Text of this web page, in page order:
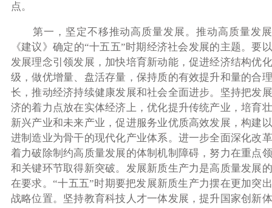
点。
第一，坚定不移推动高质量发展。推动高质量发
《建议》确定的“十五五”时期经济社会发展的主题。要
发展理念引领发展，加快培育新动能，促进经济结构优
级，做优增量、盘活存量，保持质的有效提升和量的合
长，推动经济持续健康发展和社会全面进步。坚持把发
济的着力点放在实体经济上，优化提升传统产业，培育
新兴产业和未来产业，促进服务业优质高效发展，构建
进制造业为骨干的现代化产业体系。进一步全面深化改
着力破除制约高质量发展的体制机制障碍，努力在重点
和关键环节取得新突破。发展新质生产力是高质量发展
在要求。“十五五”时期要把发展新质生产力摆在更加突
战略位置。坚持教育科技人才一体发展，提升国家创新